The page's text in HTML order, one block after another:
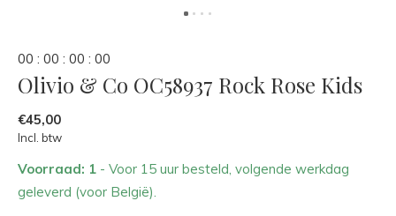
00 : 00 : 00 : 00
Olivio & Co OC58937 Rock Rose Kids
€45,00
Incl. btw
Voorraad: 1 - Voor 15 uur besteld, volgende werkdag
geleverd (voor België).